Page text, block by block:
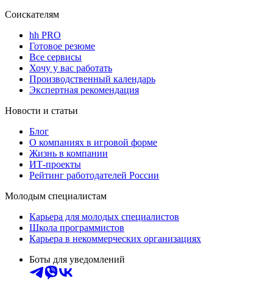
Соискателям
hh PRO
Готовое резюме
Все сервисы
Хочу у вас работать
Производственный календарь
Экспертная рекомендация
Новости и статьи
Блог
О компаниях в игровой форме
Жизнь в компании
ИТ-проекты
Рейтинг работодателей России
Молодым специалистам
Карьера для молодых специалистов
Школа программистов
Карьера в некоммерческих организациях
Боты для уведомлений